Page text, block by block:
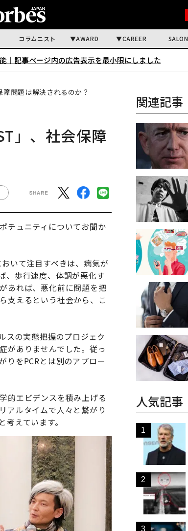
コラムニスト AWARD CAREER SALON
｜ 記事ページ内の広告表示を最小限にしました
問題は解決されるのか？
」、社会保障
チュニティについてお聞か
いて注目すべきは、病気が
、歩行速度、体調が悪化す
あれば、悪化前に問題を把
支えるという社会から、こ
スの実態把握のプロジェク
がありませんでした。従っ
りをPCRとは別のアプロー
的エビデンスを積み上げる
アルタイムで人々と繋がり
えています。
関連記事
人気記事